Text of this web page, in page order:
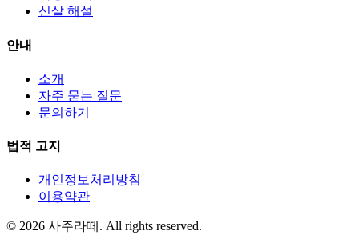
신살 해설
안내
소개
자주 묻는 질문
문의하기
법적 고지
개인정보처리방침
이용약관
© 2026 사주라떼. All rights reserved.